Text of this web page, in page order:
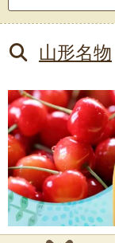
索:
山形名物